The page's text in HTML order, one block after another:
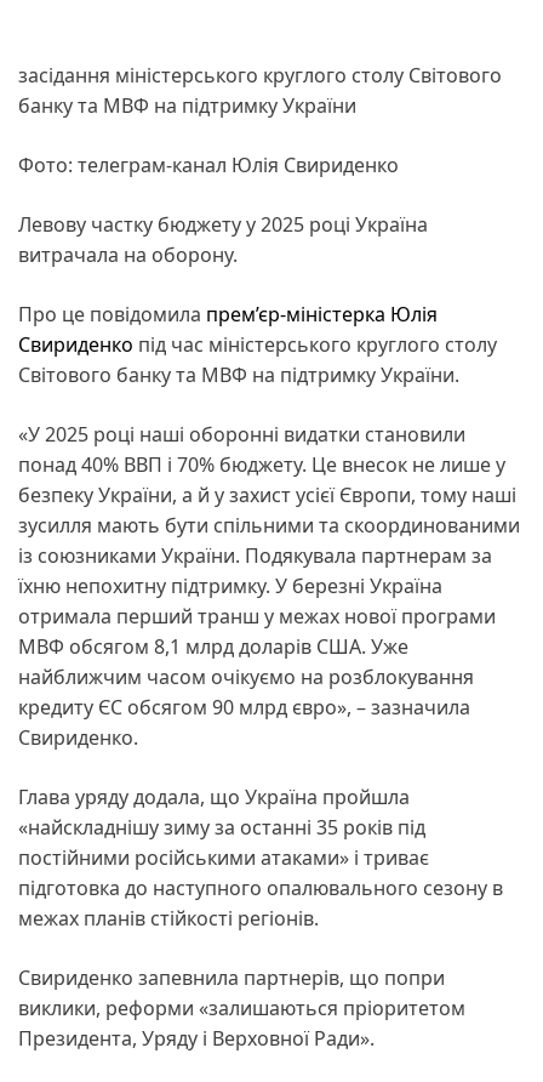
засідання міністерського круглого столу Світового
банку та МВФ на підтримку України
Фото: телеграм-канал Юлія Свириденко
Левову частку бюджету у 2025 році Україна
витрачала на оборону.
Про це повідомила прем’єр-міністерка Юлія
Свириденко під час міністерського круглого столу
Світового банку та МВФ на підтримку України.
«У 2025 році наші оборонні видатки становили
понад 40% ВВП і 70% бюджету. Це внесок не лише у
безпеку України, а й у захист усієї Європи, тому наші
зусилля мають бути спільними та скоординованими
із союзниками України. Подякувала партнерам за
їхню непохитну підтримку. У березні Україна
отримала перший транш у межах нової програми
МВФ обсягом 8,1 млрд доларів США. Уже
найближчим часом очікуємо на розблокування
кредиту ЄС обсягом 90 млрд євро», – зазначила
Свириденко.
Глава уряду додала, що Україна пройшла
«найскладнішу зиму за останні 35 років під
постійними російськими атаками» і триває
підготовка до наступного опалювального сезону в
межах планів стійкості регіонів.
Свириденко запевнила партнерів, що попри
виклики, реформи «залишаються пріоритетом
Президента, Уряду і Верховної Ради».